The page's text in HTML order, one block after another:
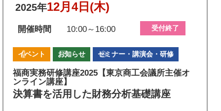
2025年12月4日 (木)
開催時間 10:00～16:00 受付終了
イベント お知らせ セミナー・講演会・研修
福商実務研修講座2025【東京商工会議所主催オ
ンライン講座】
決算書を活用した財務分析基礎講座